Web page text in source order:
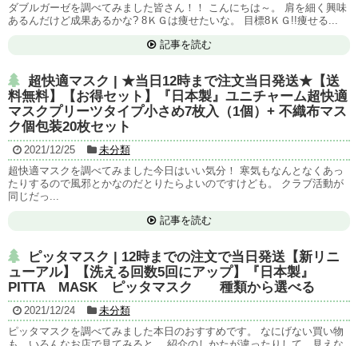
ダブルガーゼを調べてみました皆さん！！ こんにちは～。 肩を細く興味
あるんだけど成果あるかな? 8ＫＧは痩せたいな。 目標8ＫＧ!!痩せる...
記事を読む
超快適マスク | ★当日12時まで注文当日発送★【送
料無料】【お得セット】『日本製』ユニチャーム超快適
マスクプリーツタイプ小さめ7枚入（1個）+ 不織布マス
ク個包装20枚セット
2021/12/25
未分類
超快適マスクを調べてみました今日はいい気分！ 寒気もなんとなくあっ
たりするので風邪とかなのだとりたらよいのですけども。 クラブ活動が
同じだっ...
記事を読む
ピッタマスク | 12時までの注文で当日発送【新リニ
ューアル】【洗える回数5回にアップ】『日本製』
PITTA MASK ピッタマスク 種類から選べる
2021/12/24
未分類
ピッタマスクを調べてみました本日のおすすめです。 なにげない買い物